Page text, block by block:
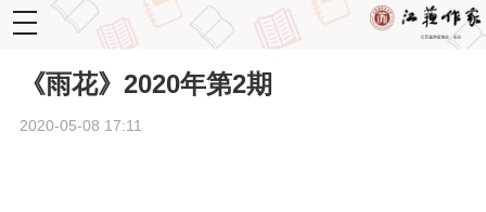
toggle
navigation
《雨花》2020年第2期
2020-05-08 17:11